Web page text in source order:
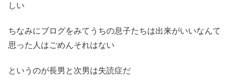
しい
ちなみにブログをみてうちの息子たちは出来がいいなんて
思った人はごめんそれはない
というのが長男と次男は失読症だ